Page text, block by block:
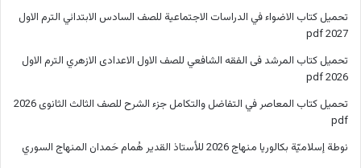
تحميل كتاب الاضواء في الدراسات الاجتماعية للصف السادس الابتدائي الترم الاول
2027 pdf
تحميل كتاب المرشد فى الفقه الشافعي للصف الاول الاعدادى الازهري الترم الاول
2026 pdf
تحميل كتاب المعاصر في التفاضل والتكامل جزء الشرح للصف الثالث الثانوى 2026
pdf
نوطة إسلاميّة بكالوريا منهاج 2026 للأستاذ القدير هُمام حَمدان المنهاج السوري